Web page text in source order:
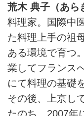
荒木 典子（あら
料理家。国際中
た料理上手の祖
ある環境で育つ
業してフランス
にて料理の基礎
その後、上京し
たのち、2007年